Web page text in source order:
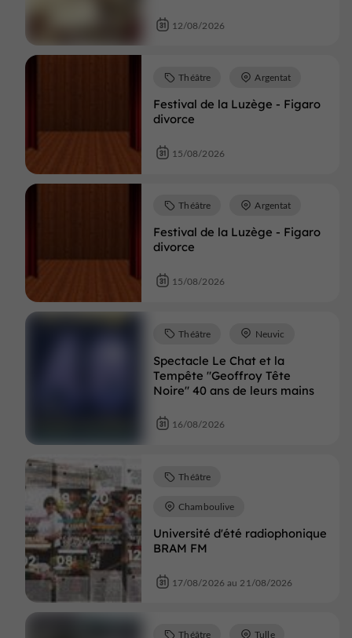
12/08/2026
Festival de la Luzège - Figaro
divorce
Théâtre Argentat
15/08/2026
Festival de la Luzège - Figaro
divorce
Théâtre Argentat
15/08/2026
Spectacle Le Chat et la
Tempête "Geoffroy Tête
Noire" 40 ans de leurs mains
Théâtre Neuvic
16/08/2026
Université d'été radiophonique
BRAM FM
Théâtre
Chamboulive
17/08/2026 au 21/08/2026
Théâtre Tulle